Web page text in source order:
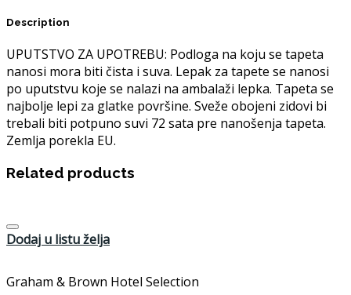
Description
UPUTSTVO ZA UPOTREBU: Podloga na koju se tapeta
nanosi mora biti čista i suva. Lepak za tapete se nanosi
po uputstvu koje se nalazi na ambalaži lepka. Tapeta se
najbolje lepi za glatke površine. Sveže obojeni zidovi bi
trebali biti potpuno suvi 72 sata pre nanošenja tapeta.
Zemlja porekla EU.
Related products
Dodaj u listu želja
Graham & Brown Hotel Selection